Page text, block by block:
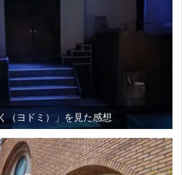
（ヨドミ）」を見た感想